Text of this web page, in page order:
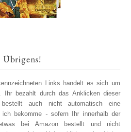
Übrigens!
Links handelt es sich um
Ihr bezahlt durch das Anklicken dieser
auch nicht automatisch eine
ich bekomme - sofern Ihr innerhalb der
bei Amazon bestellt und nicht